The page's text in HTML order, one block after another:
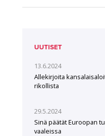
UUTISET
13.6.2024
Allekirjoita
rikollista
29.5.2024
Sinä päätät Euroopan
vaaleissa